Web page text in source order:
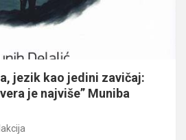
jezik kao jedini zavičaj:
je najviše” Muniba